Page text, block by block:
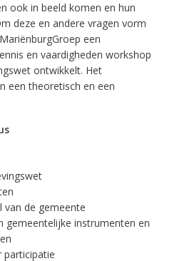
ook in beeld komen en hun
deze en andere vragen vorm
een
en vaardigheden workshop
ontwikkelt. Het
een theoretisch en een
van de gemeente
gemeentelijke instrumenten en
participatie